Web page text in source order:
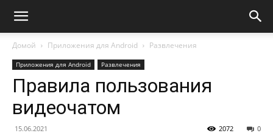
Домой Приложения для Android Развлечения
Приложения для Android Развлечения
Правила пользования
видеочатом
15.06.2021 0
2072